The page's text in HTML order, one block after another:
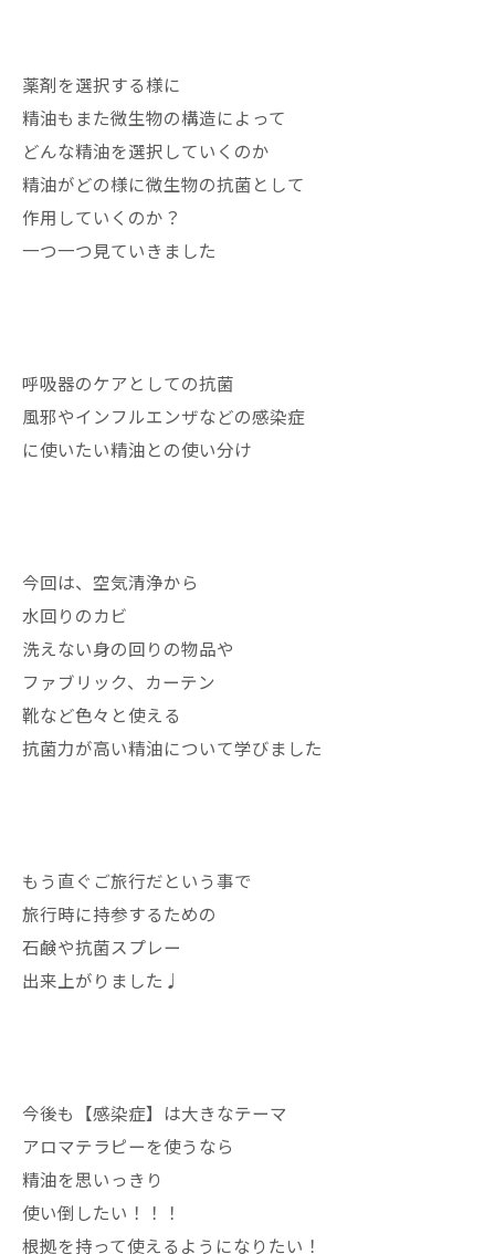
薬剤を選択する様に
精油もまた微生物の構造によって
どんな精油を選択していくのか
精油がどの様に微生物の抗菌として
作用していくのか？
一つ一つ見ていきました
呼吸器のケアとしての抗菌
風邪やインフルエンザなどの感染症
に使いたい精油との使い分け
今回は、空気清浄から
水回りのカビ
洗えない身の回りの物品や
ファブリック、カーテン
靴など色々と使える
抗菌力が高い精油について学びました
もう直ぐご旅行だという事で
旅行時に持参するための
石鹸や抗菌スプレー
出来上がりました♩
今後も【感染症】は大きなテーマ
アロマテラピーを使うなら
精油を思いっきり
使い倒したい！！！
根拠を持って使えるようになりたい！